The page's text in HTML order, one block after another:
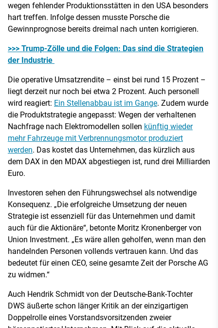
wegen fehlender Produktionsstätten in den USA besonders
hart treffen. Infolge dessen musste Porsche die
Gewinnprognose bereits dreimal nach unten korrigieren.
>>> Trump-Zölle und die Folgen: Das sind die Strategien
der Industrie
Die operative Umsatzrendite – einst bei rund 15 Prozent –
liegt derzeit nur noch bei etwa 2 Prozent. Auch personell
wird reagiert: Ein Stellenabbau ist im Gange. Zudem wurde
die Produktstrategie angepasst: Wegen der verhaltenen
Nachfrage nach Elektromodellen sollen künftig wieder
mehr Fahrzeuge mit Verbrennungsmotor produziert
werden. Das kostet das Unternehmen, das kürzlich aus
dem DAX in den MDAX abgestiegen ist, rund drei Milliarden
Euro.
Investoren sehen den Führungswechsel als notwendige
Konsequenz. „Die erfolgreiche Umsetzung der neuen
Strategie ist essenziell für das Unternehmen und damit
auch für die Aktionäre“, betonte Moritz Kronenberger von
Union Investment. „Es wäre allen geholfen, wenn man den
handelnden Personen vollends vertrauen kann. Und das
bedeutet für einen CEO, seine gesamte Zeit der Porsche AG
zu widmen.“
Auch Hendrik Schmidt von der Deutsche-Bank-Tochter
DWS äußerte schon länger Kritik an der einzigartigen
Doppelrolle eines Vorstandsvorsitzenden zweier